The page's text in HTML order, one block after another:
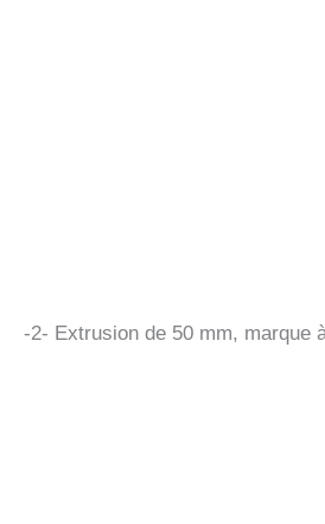
-2- Extrusion de 50 mm, marque